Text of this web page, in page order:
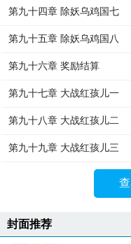
第九十四章 除妖乌鸡国七
第九十五章 除妖乌鸡国八
第九十六章 奖励结算
第九十七章 大战红孩儿一
第九十八章 大战红孩儿二
第九十九章 大战红孩儿三
封面推荐